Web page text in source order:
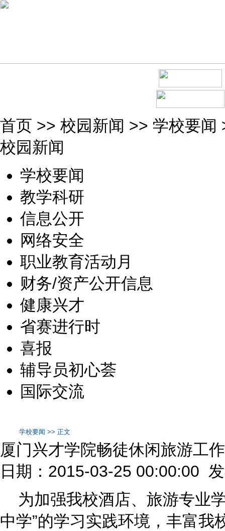
首页 >> 校园新闻 >> 学校要闻
校园新闻
学校要闻
教学科研
信息公开
网络安全
职业教育活动月
财务/资产公开信息
健康兴才
省赛进行时
喜报
辅导员初心荟
国际交流
学校要闻 >> 正文
厦门兴才学院畅徒休闲旅游工
日期：2015-03-25 00:00:00
为加强我校酒店、旅游专业
中学”的学习实践环境，丰富